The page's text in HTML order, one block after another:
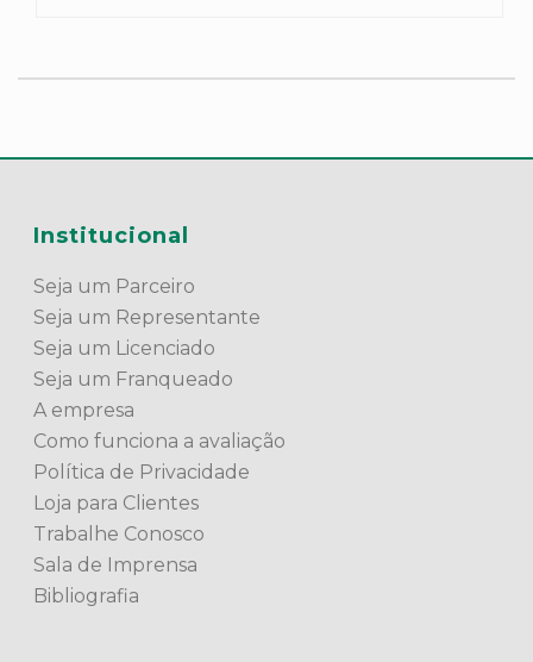
Institucional
Seja um Parceiro
Seja um Representante
Seja um Licenciado
Seja um Franqueado
A empresa
Como funciona a avaliação
Política de Privacidade
Loja para Clientes
Trabalhe Conosco
Sala de Imprensa
Bibliografia